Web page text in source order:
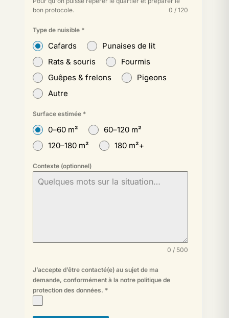
bon protocole.
0 / 120
Type de nuisible *
Cafards
Punaises de lit
Rats & souris
Fourmis
Guêpes & frelons
Pigeons
Autre
Surface estimée *
0–60 m²
60–120 m²
120–180 m²
180 m²+
Contexte (optionnel)
0 / 500
J’accepte d’être contacté(e) au sujet de ma
demande, conformément à la notre politique de
protection des données. *